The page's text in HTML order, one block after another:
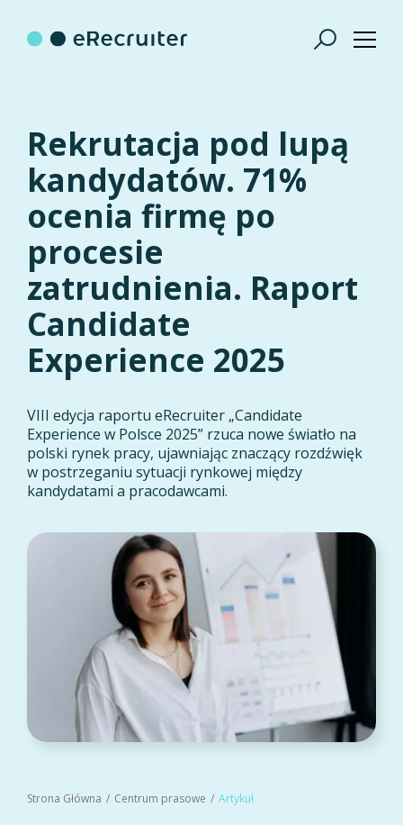
Rekrutacja pod lupą
kandydatów. 71%
ocenia firmę po
procesie
zatrudnienia. Raport
Candidate
Experience 2025
VIII edycja raportu eRecruiter „Candidate
Experience w Polsce 2025” rzuca nowe światło na
polski rynek pracy, ujawniając znaczący rozdźwięk
w postrzeganiu sytuacji rynkowej między
kandydatami a pracodawcami.
Strona Główna Centrum prasowe Artykuł